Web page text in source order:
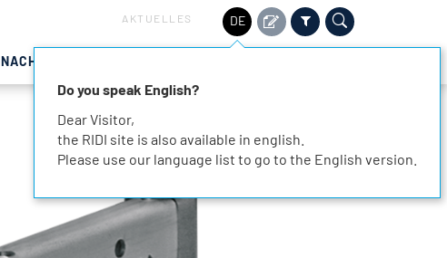
AKTUELLES DE
NACHHALTIGKEIT
Do you speak English?
Dear Visitor,
the RIDI site is also available in english.
Please use our language list to go to the English version.